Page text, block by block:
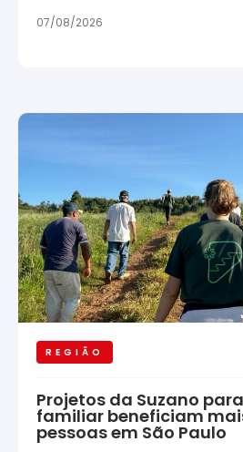
07/08/2026
REGIÃO
Projetos da Suzano
familiar beneficiam
pessoas em São Paulo